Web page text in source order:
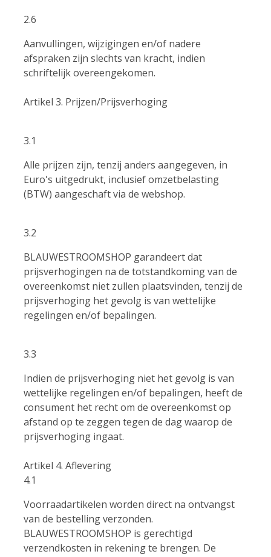
2.6
Aanvullingen, wijzigingen en/of nadere
afspraken zijn slechts van kracht, indien
schriftelijk overeengekomen.
Artikel 3. Prijzen/Prijsverhoging
3.1
Alle prijzen zijn, tenzij anders aangegeven, in
Euro's uitgedrukt, inclusief omzetbelasting
(BTW) aangeschaft via de webshop.
3.2
BLAUWESTROOMSHOP garandeert dat
prijsverhogingen na de totstandkoming van de
overeenkomst niet zullen plaatsvinden, tenzij de
prijsverhoging het gevolg is van wettelijke
regelingen en/of bepalingen.
3.3
Indien de prijsverhoging niet het gevolg is van
wettelijke regelingen en/of bepalingen, heeft de
consument het recht om de overeenkomst op
afstand op te zeggen tegen de dag waarop de
prijsverhoging ingaat.
Artikel 4. Aflevering
4.1
Voorraadartikelen worden direct na ontvangst
van de bestelling verzonden.
BLAUWESTROOMSHOP is gerechtigd
verzendkosten in rekening te brengen. De